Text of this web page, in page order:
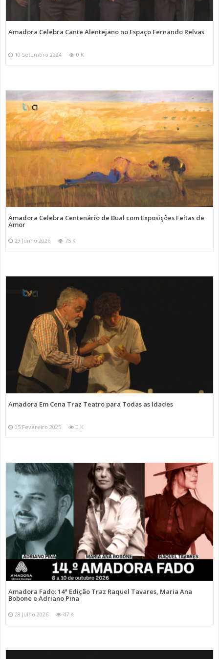
Amadora Celebra Cante Alentejano no Espaço Fernando Relvas
10 Setembro 2024 0 K
Amadora Celebra Centenário de Bual com Exposições Feitas de
Amor
29 Junho 2026 75 K
Amadora Em Cena Traz Teatro para Todas as Idades
05 Fevereiro 2025 0 K
Amadora Fado: 14ª Edição Traz Raquel Tavares, Maria Ana
Bobone e Adriano Pina
28 Julho 2026 47 K